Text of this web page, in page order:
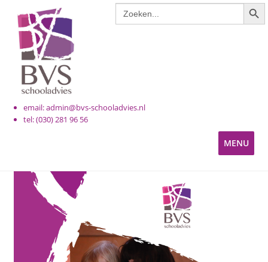
Zoek
naar:
Ga
door
naar
navigatie
Ga
naar
de
inhoud
email: admin@bvs-schooladvies.nl
tel: (030) 281 96 56
MENU
KINDEROPVANG
PRIMAIR ONDERWIJS
VOORTGEZET ONDERWIJS